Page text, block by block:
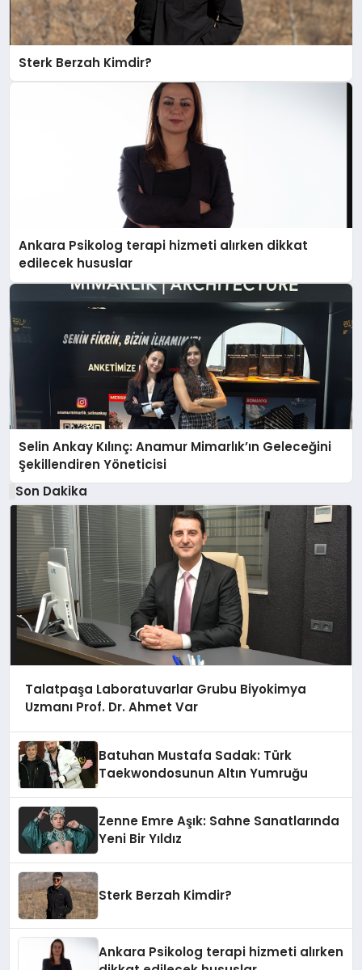
Sterk Berzah Kimdir?
Ankara Psikolog terapi hizmeti alırken dikkat
edilecek hususlar
Selin Ankay Kılınç: Anamur Mimarlık’ın Geleceğini
Şekillendiren Yöneticisi
Son Dakika
Talatpaşa Laboratuvarlar Grubu Biyokimya
Uzmanı Prof. Dr. Ahmet Var
Batuhan Mustafa Sadak: Türk
Taekwondosunun Altın Yumruğu
Zenne Emre Aşık: Sahne Sanatlarında
Yeni Bir Yıldız
Sterk Berzah Kimdir?
Ankara Psikolog terapi hizmeti alırken